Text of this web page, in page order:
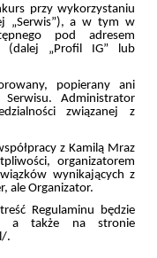
przy wykorzystaniu
„Serwis”), a w tym w
pod adresem
(dalej „Profil IG” lub
popierany ani
Administrator
związanej z
z Kamilą Mraz
organizatorem
wynikających z
ale Organizator.
Regulaminu będzie
a także na stronie
.